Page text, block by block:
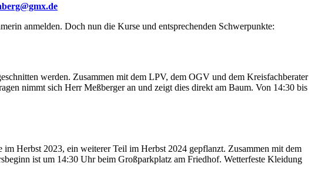
anmelden. Doch nun die Kurse und entsprechenden Schwerpunkte:
werden. Zusammen mit dem LPV, dem OGV und dem Kreisfachberater
nimmt sich Herr Meßberger an und zeigt dies direkt am Baum. Von 14:30 bis
Herbst 2023, ein weiterer Teil im Herbst 2024 gepflanzt. Zusammen mit dem
ist um 14:30 Uhr beim Großparkplatz am Friedhof. Wetterfeste Kleidung